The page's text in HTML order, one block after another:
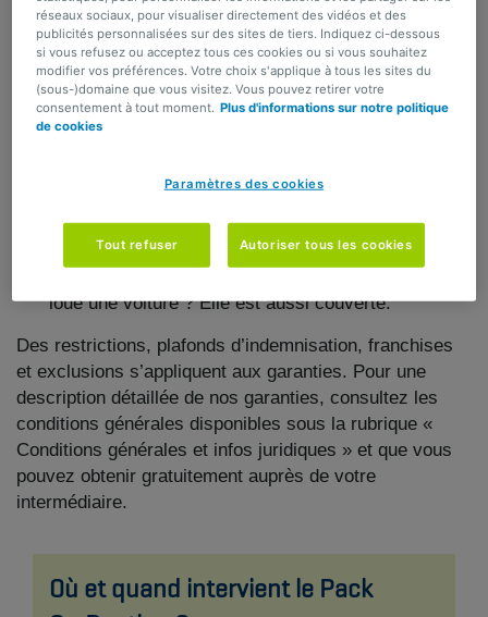
de location ?Le Pack CarRenting intervient
jusqu’à 150 euros dans les frais de renvoi des
objets oubliés.
Vous êtes en litige avec le loueur de voiture ?
Pack CarRenting couvre jusqu’à 2.500 euros par
Pour tous les membres de votre famille résidant
avec vous.Votre fille de 24 ans, qui habite encore
loue une voiture ? Elle est aussi couverte.
Des restrictions, plafonds d’indemnisation, franchises
et exclusions s’appliquent aux garanties. Pour une
description détaillée de nos garanties, consultez les
conditions générales disponibles sous la rubrique «
Conditions générales et infos juridiques » et que vous
pouvez obtenir gratuitement auprès de votre
intermédiaire.
Où et quand intervient le Pack
réseaux sociaux, pour visualiser directement des vidéos et des
publicités personnalisées sur des sites de tiers. Indiquez ci-dessous
si vous refusez ou acceptez tous ces cookies ou si vous souhaitez
modifier vos préférences. Votre choix s'applique à tous les sites du
(sous-)domaine que vous visitez. Vous pouvez retirer votre
consentement à tout moment. Plus d'informations sur notre politique
de cookies
Paramètres des cookies
Tout refuser Autoriser tous les cookies